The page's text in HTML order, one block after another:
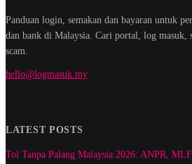
Panduan login, semakan dan bayaran untuk
dan bank di Malaysia. Cari portal, log masuk,
scam.
hello@logmasuk.my
LATEST POSTS
Tol Tanpa Palang Malaysia 2026: ANPR,